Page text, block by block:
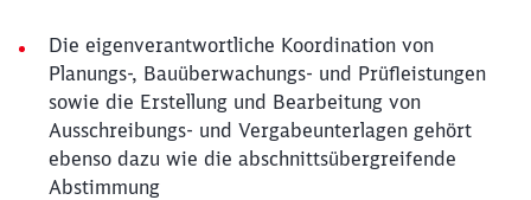
Die eigenverantwortliche Koordination von
Planungs-, Bauüberwachungs- und Prüfleistungen
sowie die Erstellung und Bearbeitung von
Ausschreibungs- und Vergabeunterlagen gehört
ebenso dazu wie die abschnittsübergreifende
Abstimmung